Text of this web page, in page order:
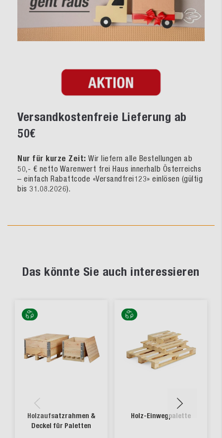
Versandkostenfreie Lieferung ab
50€
Nur für kurze Zeit: Wir liefern alle Bestellungen ab
50,- € netto Warenwert frei Haus innerhalb Österreichs
– einfach Rabattcode «Versandfrei123» einlösen (gültig
bis 31.08.2026).
Das könnte Sie auch interessieren
Holzaufsatzrahmen &
Deckel für Paletten
Holz-Einwegpalette